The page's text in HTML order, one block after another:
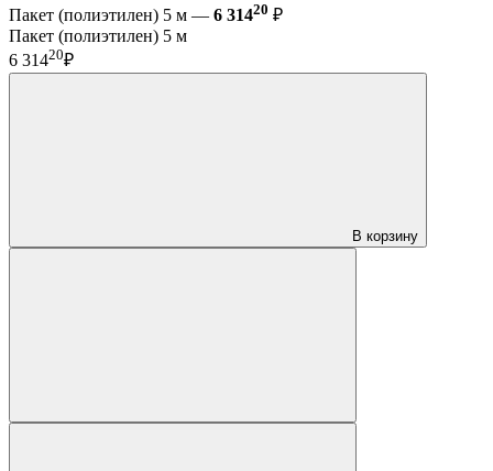
Пакет (полиэтилен) 5 м — 6 31420 ₽
Пакет (полиэтилен) 5 м
6 31420₽
В корзину